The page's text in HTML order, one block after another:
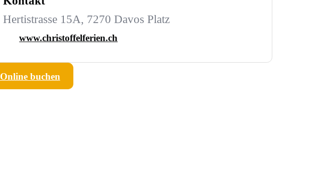
Hertistrasse 15A, 7270 Davos Platz
www.christoffelferien.ch
Online buchen